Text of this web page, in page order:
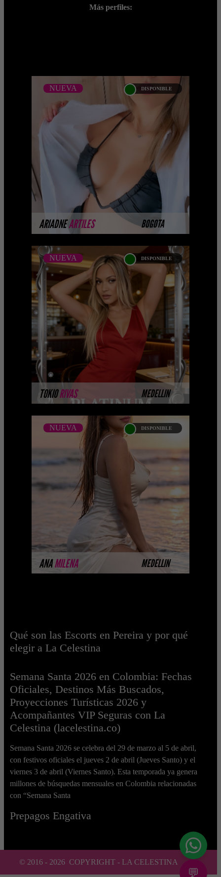
Más perfiles:
ARIADNEARTILES BOGOTA
NUEVA DISPONIBLE
ARIADNE ARTILES -
CATALOGO PLATINO -
BOGOTA
NUEVA
...Próximamente.... Algunas de nuestras
modelos aún no tienen imágenes
disponibles en la web porque están
completando su ses ...
MÁS INFORMACIÓN
TOKIORIVAS MEDELLIN
NUEVA DISPONIBLE
TOKIO RIVAS - CATALOGO
PLATNO
NUEVA
Platinum Esta modelo pertenece a
nuestro Catálogo Privado Platinum.
Selección privada de modelos con un
nivel de belleza y perform ...
MÁS INFORMACIÓN
ANAMILENA MEDELLIN
NUEVA DISPONIBLE
ANA MILENA CORTES
NUEVA
Próximamente.... Algunas de nuestras
modelos aún no tienen imágenes
disponibles en la web porque están
completando su sesión ...
MÁS INFORMACIÓN
Qué son las Escorts en Pereira y por qué
elegir a La Celestina
Semana Santa 2026 en Colombia: Fechas
Oficiales, Destinos Más Buscados,
Proyecciones Turísticas 2026 y
Acompañantes VIP Seguras con La
Celestina (lacelestina.co)
Semana Santa 2026 se celebra del 29 de marzo al 5 de abril,
con festivos oficiales el jueves 2 de abril (Jueves Santo) y el
viernes 3 de abril (Viernes Santo). Esta temporada ya genera
millones de búsquedas mensuales en Colombia relacionadas
con “Semana Santa
Prepagos Engativa
© 2016 - 2026 COPYRIGHT - LA CELESTINA